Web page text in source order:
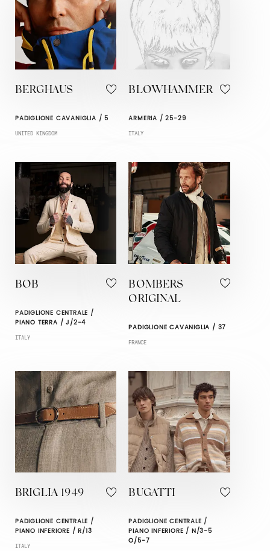
BERGHAUS
PADIGLIONE CAVANIGLIA / 5
UNITED KINGDOM
BLOWHAMMER
ARMERIA / 25-29
ITALY
BOB
PADIGLIONE CENTRALE /
PIANO TERRA / J/2-4
ITALY
BOMBERS
ORIGINAL
PADIGLIONE CAVANIGLIA / 37
FRANCE
BRIGLIA 1949
PADIGLIONE CENTRALE /
PIANO INFERIORE / R/13
ITALY
BUGATTI
PADIGLIONE CENTRALE /
PIANO INFERIORE / N/3-5
O/5-7